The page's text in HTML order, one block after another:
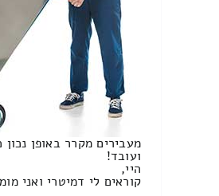
מעבירים מקרר באופן
ועובד!
היי,
קוראים לי דמיטרי ואני